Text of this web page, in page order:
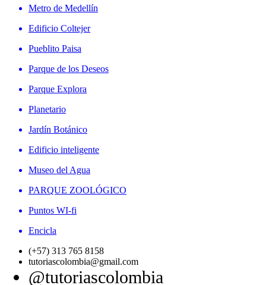
Metro de Medellín
Edificio Coltejer
Pueblito Paisa
Parque de los Deseos
Parque Explora
Planetario
Jardín Botánico
Edificio inteligente
Museo del Agua
PARQUE ZOOLÓGICO
Puntos WI-fi
Encicla
(+57) 313 765 8158
tutoriascolombia@gmail.com
@tutoriascolombia